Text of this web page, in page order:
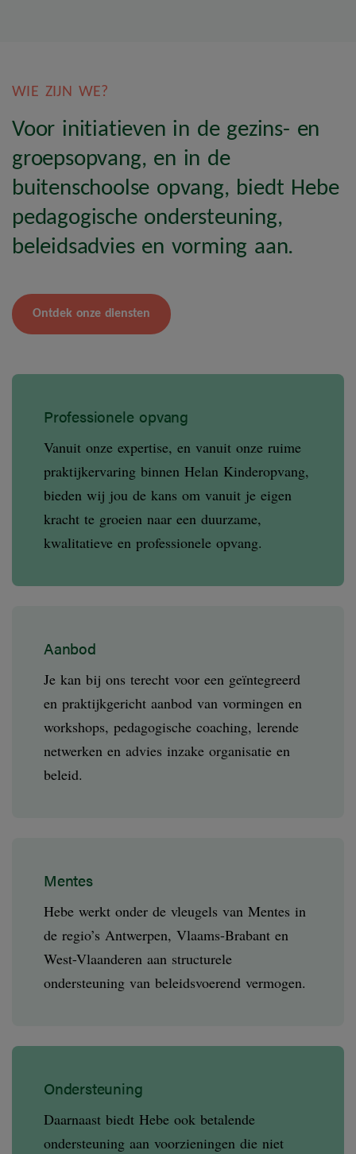
WIE ZIJN WE?
Voor initiatieven in de gezins- en
groepsopvang, en in de
buitenschoolse opvang, biedt Hebe
pedagogische ondersteuning,
beleidsadvies en vorming aan.
Ontdek onze diensten
Professionele opvang
Vanuit onze expertise, en vanuit onze ruime
praktijkervaring binnen Helan Kinderopvang,
bieden wij jou de kans om vanuit je eigen
kracht te groeien naar een duurzame,
kwalitatieve en professionele opvang.
Aanbod
Je kan bij ons terecht voor een geïntegreerd
en praktijkgericht aanbod van vormingen en
workshops, pedagogische coaching, lerende
netwerken en advies inzake organisatie en
beleid.
Mentes
Hebe werkt onder de vleugels van Mentes in
de regio’s Antwerpen, Vlaams-Brabant en
West-Vlaanderen aan structurele
ondersteuning van beleidsvoerend vermogen.
Ondersteuning
Daarnaast biedt Hebe ook betalende
ondersteuning aan voorzieningen die niet